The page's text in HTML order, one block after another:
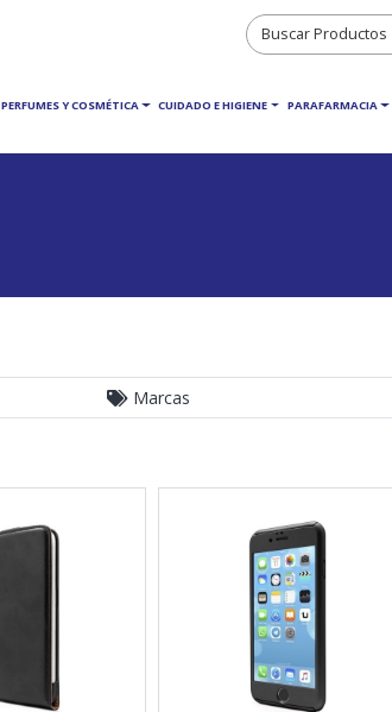
PERFUMES Y COSMÉTICA CUIDADO E HIGIENE PARAFARMACIA
Marcas